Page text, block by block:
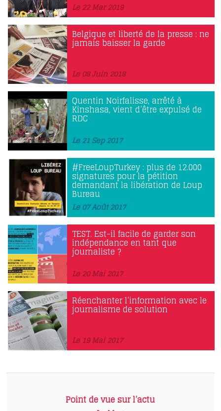
Le 22 Mar 2019
Belgique et liberté de la presse : ne
jamais baisser la garde
Le 08 Juin 2018
Quentin Noirfalisse, arrêté à
Kinshasa, vient d’être expulsé de
RDC
Le 21 Sep 2017
#FreeLoupTurkey : plus de 12.000
signatures pour la pétition
demandant la libération de Loup
Bureau
Le 07 Août 2017
TEST. Est-il facile de garder son
indépendance en tant que
journaliste ?
Le 20 Mai 2017
Réenchanter l’information avec le
journalisme de solution
Le 19 Mai 2017
Point de vue sur l’actu